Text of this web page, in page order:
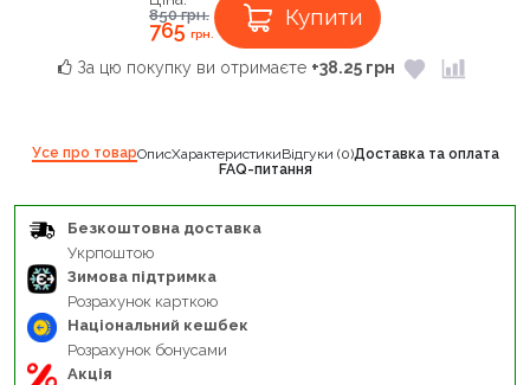
850грн.
765грн.
Купити
За цю покупку ви отримаєте +38.25 грн
Усе про товарОписХарактеристикиВідгуки (0)Доставка та оплата
FAQ-питання
Безкоштовна доставка
Укрпоштою
Зимова підтримка
Розрахунок карткою
Національний кешбек
Розрахунок бонусами
Акція